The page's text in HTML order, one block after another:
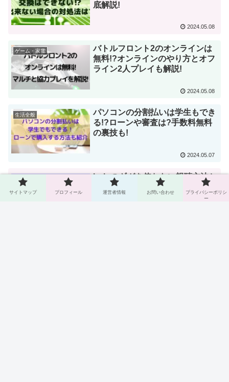
底解説!
2024.05.08
ゲーム・家電
バトルフロント2のオンラインは
無料!?オンラインのやり方とオフ
ライン2人プレイも解説!
2024.05.08
生活全般
パソコンの分割払いは学生もでき
る!?ローンや審査は?手数料無料
の裏技も!
2024.05.07
動画配信系
huluのギガを使わない視聴方法と
は!?便利なダウンロード機能など
解説!
サイトマップ プロフィール 運営者情報 お問い合わせ
プライバシーポリシ
ー